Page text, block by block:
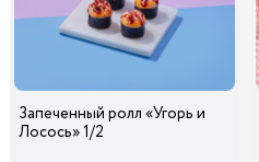
Запеченный ролл «Угорь и
Лосось» 1/2